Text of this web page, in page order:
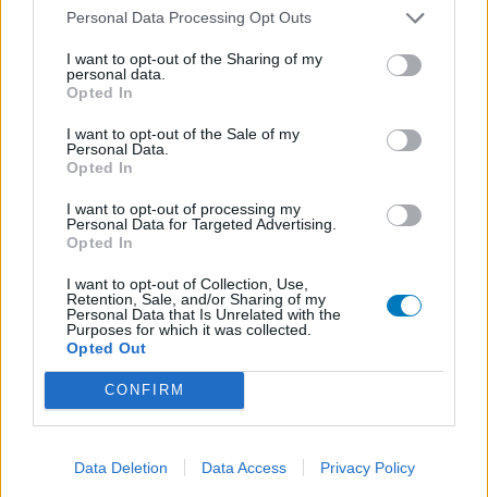
Personal Data Processing Opt Outs
I want to opt-out of the Sharing of my
personal data.
Opted In
I want to opt-out of the Sale of my
Personal Data.
Opted In
I want to opt-out of processing my
Personal Data for Targeted Advertising.
Opted In
I want to opt-out of Collection, Use,
Retention, Sale, and/or Sharing of my
Personal Data that Is Unrelated with the
Purposes for which it was collected.
Opted Out
CONFIRM
Data Deletion Data Access Privacy Policy
Cholestérol
Propranolol (292)
Abilify (289)
Psychose / schizophrénie - antipsychotique
Victoza (261)
Diabètes - médicaments oraux
Cerazette (259)
Contraception - autre
Concerta (252)
ADHD - psychostimulants
Roaccutane (245)
Keppra (245)